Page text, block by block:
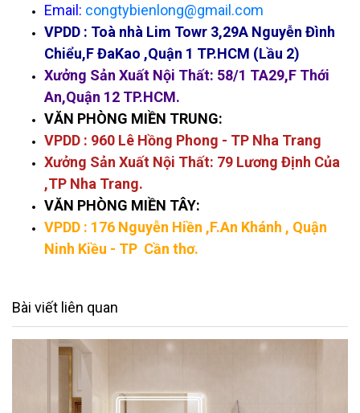
Email: congtybienlong@gmail.com
VPDD : Toà nhà Lim Towr 3,29A Nguyễn Đình
Chiểu,F ĐaKao ,Quận 1 TP.HCM (Lầu 2)
Xưởng Sản Xuất Nội Thất: 58/1 TA29,F Thới
An,Quận 12 TP.HCM.
VĂN PHÒNG MIỀN TRUNG:
VPDD : 960 Lê Hồng Phong - TP Nha Trang
Xưởng Sản Xuất Nội Thất: 79 Lương Định Của
,TP Nha Trang.
VĂN PHÒNG MIỀN TÂY:
VPDD : 176 Nguyễn Hiền ,F.An Khánh , Quận
Ninh Kiều - TP Cần thơ.
Bài viết liên quan